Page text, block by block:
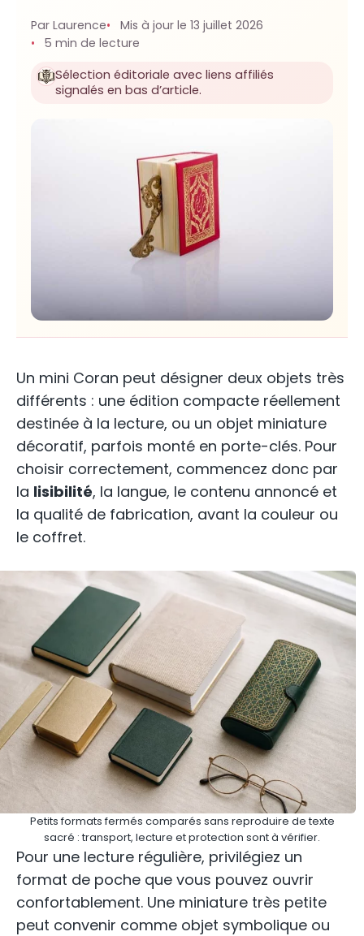
Par Laurence
Mis à jour le 13 juillet 2026
5 min de lecture
Sélection éditoriale avec liens affiliés
signalés en bas d’article.
Un mini Coran peut désigner deux objets très
différents : une édition compacte réellement
destinée à la lecture, ou un objet miniature
décoratif, parfois monté en porte-clés. Pour
choisir correctement, commencez donc par
la lisibilité, la langue, le contenu annoncé et
la qualité de fabrication, avant la couleur ou
le coffret.
Petits formats fermés comparés sans reproduire de texte
sacré : transport, lecture et protection sont à vérifier.
Pour une lecture régulière, privilégiez un
format de poche que vous pouvez ouvrir
confortablement. Une miniature très petite
peut convenir comme objet symbolique ou